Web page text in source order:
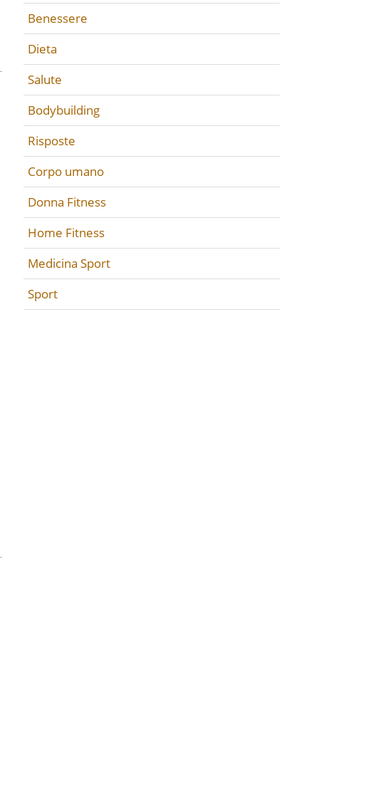
Benessere
Dieta
Salute
Bodybuilding
Risposte
Corpo umano
Donna Fitness
Home Fitness
Medicina Sport
Sport